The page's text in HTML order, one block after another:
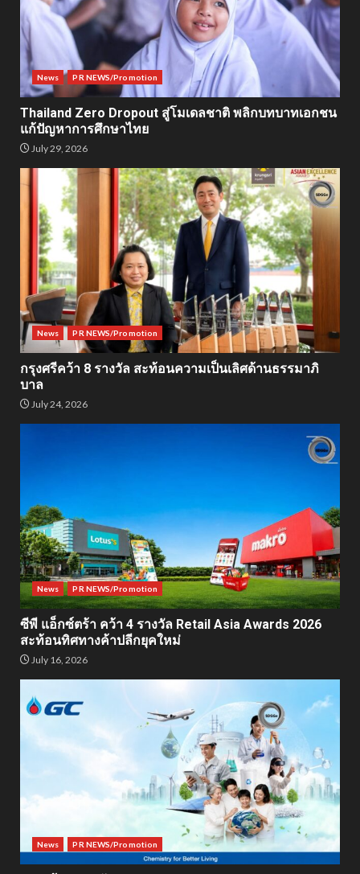
News PR NEWS/Promotion
Thailand Zero Dropout สู่โมเดลชาติ พลิกบทบาทเอกชน
แก้ปัญหาการศึกษาไทย
July 29, 2026
News PR NEWS/Promotion
กรุงศรีคว้า 8 รางวัล สะท้อนความเป็นเลิศด้านธรรมาภิ
บาล
July 24, 2026
News PR NEWS/Promotion
ซีพี แอ็กซ์ตร้า คว้า 4 รางวัล Retail Asia Awards 2026
สะท้อนทิศทางค้าปลีกยุคใหม่
July 16, 2026
News PR NEWS/Promotion